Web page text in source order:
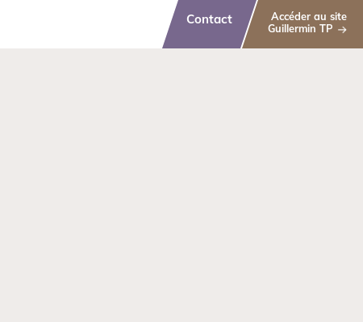
Contact
Accéder au site
Guillermin TP